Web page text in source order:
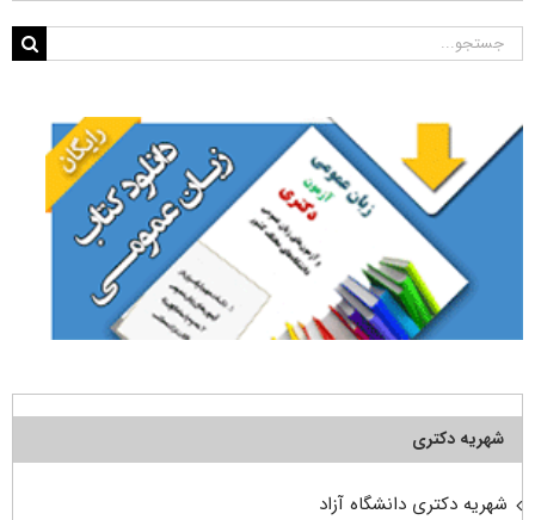
جستجو
شهریه دکتری
شهریه دکتری دانشگاه آزاد